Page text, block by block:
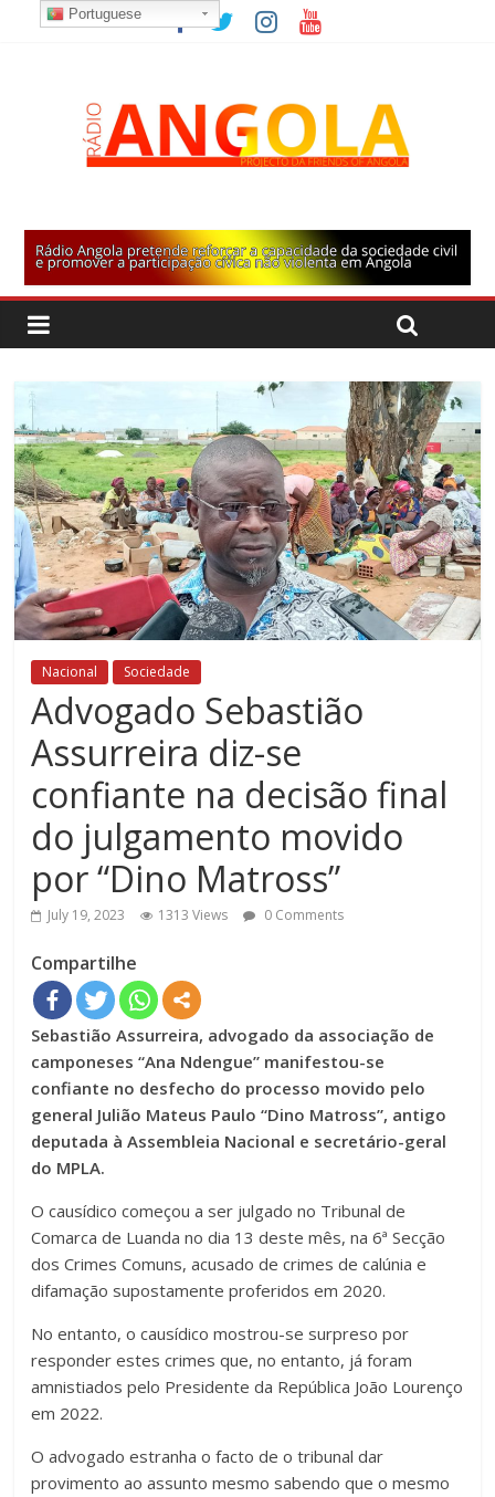
Nacional Sociedade
Advogado Sebastião
Assurreira diz-se
confiante na decisão final
do julgamento movido
por “Dino Matross”
July 19, 2023 1313 Views 0 Comments
Compartilhe
Sebastião Assurreira, advogado da associação de
camponeses “Ana Ndengue” manifestou-se
confiante no desfecho do processo movido pelo
general Julião Mateus Paulo “Dino Matross”, antigo
deputada à Assembleia Nacional e secretário-geral
do MPLA.
O causídico começou a ser julgado no Tribunal de
Comarca de Luanda no dia 13 deste mês, na 6ª Secção
dos Crimes Comuns, acusado de crimes de calúnia e
difamação supostamente proferidos em 2020.
No entanto, o causídico mostrou-se surpreso por
responder estes crimes que, no entanto, já foram
amnistiados pelo Presidente da República João Lourenço
em 2022.
O advogado estranha o facto de o tribunal dar
provimento ao assunto mesmo sabendo que o mesmo
Portuguese